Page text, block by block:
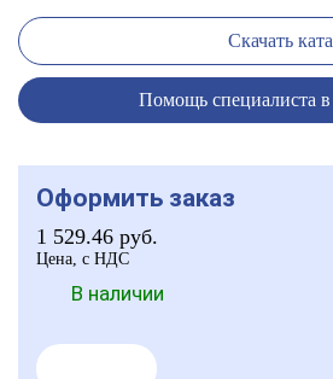
Скачать
Помощь специалиста в
Оформить заказ
1 529.46 руб.
Цена, с НДС
В наличии